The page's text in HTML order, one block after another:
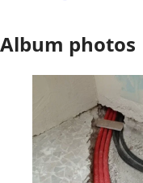
Album photos